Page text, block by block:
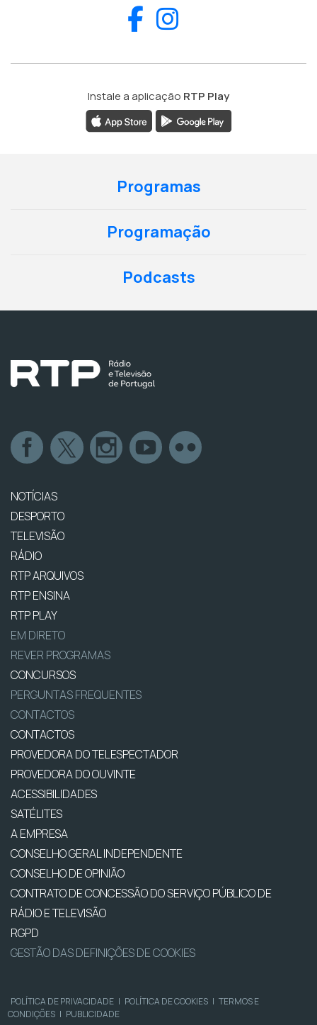
Facebook
Instale a aplicação RTP Play
Programas
Programação
Podcasts
NOTÍCIAS
DESPORTO
TELEVISÃO
RÁDIO
RTP ARQUIVOS
RTP ENSINA
RTP PLAY
EM DIRETO
REVER PROGRAMAS
CONCURSOS
PERGUNTAS FREQUENTES
CONTACTOS
CONTACTOS
PROVEDORA DO TELESPECTADOR
PROVEDORA DO OUVINTE
ACESSIBILIDADES
SATÉLITES
A EMPRESA
CONSELHO GERAL INDEPENDENTE
CONSELHO DE OPINIÃO
CONTRATO DE CONCESSÃO DO SERVIÇO PÚBLICO DE
RÁDIO E TELEVISÃO
RGPD
GESTÃO DAS DEFINIÇÕES DE COOKIES
POLÍTICA DE PRIVACIDADE | POLÍTICA DE COOKIES | TERMOS E
CONDIÇÕES | PUBLICIDADE